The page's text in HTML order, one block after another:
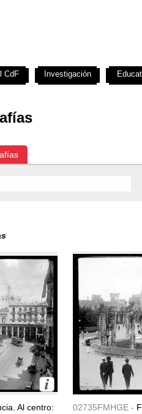
Al centro:
02735FMHGE -
CdF Investigación